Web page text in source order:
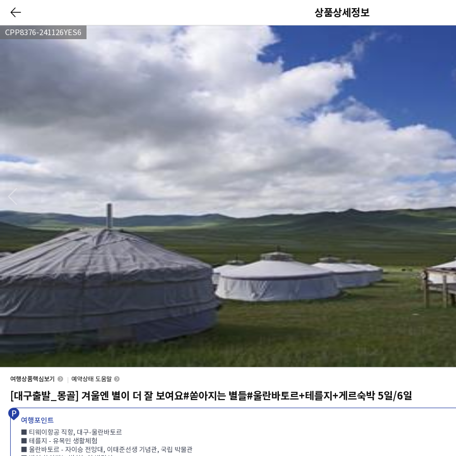
상품상세정보
CPP8376-241126YES6
여행상품핵심보기 예약상태 도움말
[대구출발_몽골] 겨울엔 별이 더 잘 보여요#쏟아지는 별들#울란바토르+테를지+게르숙박 5일/6일
여행포인트
■ 티웨이항공 직항, 대구-울란바토르
■ 테를지 - 유목민 생활체험
■ 울란바토르 - 자이승 전망대, 이태준선생 기념관, 국립 박물관